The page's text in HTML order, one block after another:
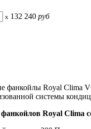
x 132 240 руб
Royal Clima
системы
Royal Clima